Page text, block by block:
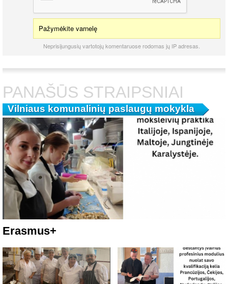
Pažymėkite varnelę
Neprisijungusių vartotojų komentaruose rodomas jų IP adresas.
PANAŠŪS STRAIPSNIAI
Vilniaus komunalinių paslaugų mokykla
Erasmus+